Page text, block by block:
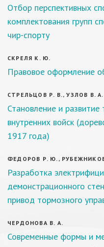
Отбор перспективных
комплектования групп
чир-спорту
СКРЕЛЯ К. Ю.
Правовое оформление
СТРЕЛЬЦОВ Р. В., УЗЛОВ В.
Становление и развитие
внутренних войск
1917 года)
ФЕДОРОВ Р. Ю.,
Разработка
демонстрационного
привод тормозного
ЧЕРДОНОВА В. А.
Современные формы и